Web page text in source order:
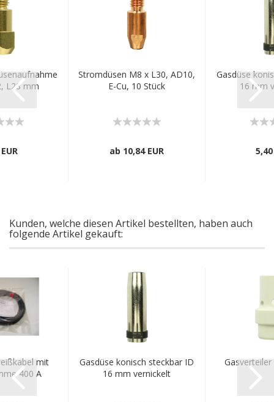
L28 mm
Stromdüsen M8 x L30, AD10,
E-Cu, 10 Stück
ab 10,84 EUR
Gasdüse
16 mm
5,40
Kunden, welche diesen Artikel bestellten, haben auch
folgende Artikel gekauft:
mit
400 A
Gasdüse konisch steckbar ID
16 mm vernickelt